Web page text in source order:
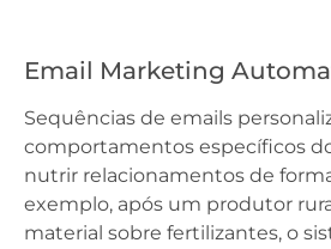
Email Marketing
Sequências de emails
comportamentos específicos
nutrir relacionamentos de
exemplo, após um produtor
material sobre fertilizantes, o